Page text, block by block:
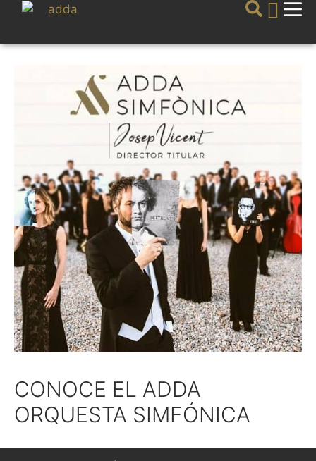
CONOCE EL ADDA
ORQUESTA SIMFÓNICA